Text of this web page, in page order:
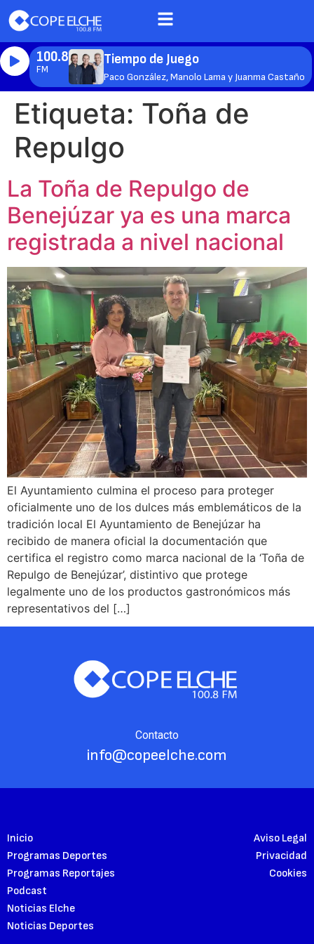
100.8
FM
Tiempo de Juego
Paco González, Manolo Lama y Juanma Castaño
Etiqueta: Toña de
Repulgo
La Toña de Repulgo de
Benejúzar ya es una marca
registrada a nivel nacional
El Ayuntamiento culmina el proceso para proteger
oficialmente uno de los dulces más emblemáticos de la
tradición local El Ayuntamiento de Benejúzar ha
recibido de manera oficial la documentación que
certifica el registro como marca nacional de la ‘Toña de
Repulgo de Benejúzar’, distintivo que protege
legalmente uno de los productos gastronómicos más
representativos del […]
Contacto
info@copeelche.com
Inicio
Programas Deportes
Programas Reportajes
Podcast
Noticias Elche
Noticias Deportes
Aviso Legal
Privacidad
Cookies